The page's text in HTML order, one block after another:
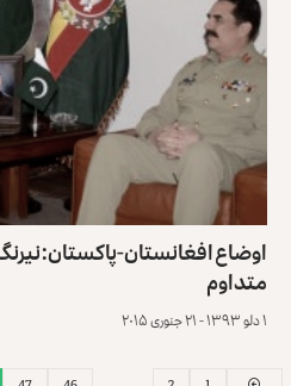
اوضاع افغانستان-پاکستان:
متداوم
۱ دلو ۱۳۹۳ - ۲۱ جنوری ۲۰۱۵